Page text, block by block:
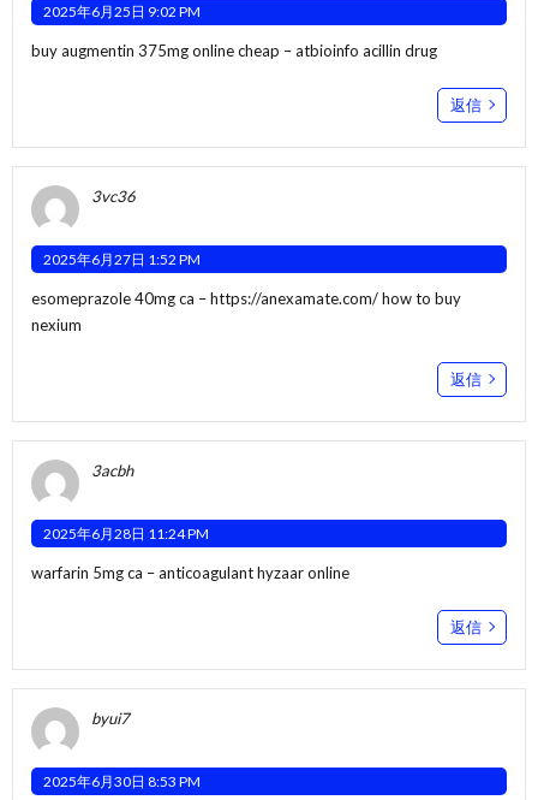
2025年6月25日 9:02 PM
buy augmentin 375mg online cheap –atbioinfo acillin drug
返信
3vc36
2025年6月27日 1:52 PM
esomeprazole 40mg ca –https://anexamate.com/how to buy
nexium
返信
3acbh
2025年6月28日 11:24 PM
warfarin 5mg ca –anticoagulanthyzaar online
返信
byui7
2025年6月30日 8:53 PM